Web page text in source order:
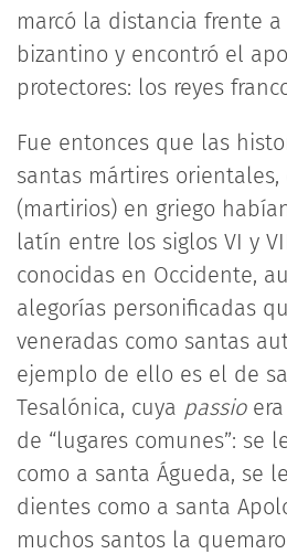
marcó la distancia frente
bizantino y encontró el
protectores: los reyes
Fue entonces que las
santas mártires orientales,
(martirios) en griego
latín entre los siglos VI y
conocidas en Occidente,
alegorías personificadas
veneradas como santas
ejemplo de ello es el de
Tesalónica, cuya passioera
de “lugares comunes”: se
como a santa Águeda, se
dientes como a santa
muchos santos la